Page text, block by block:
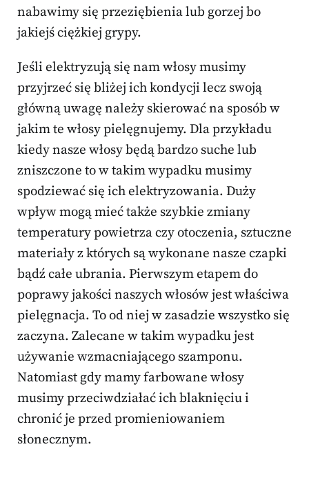
nabawimy się przeziębienia lub gorzej bo
jakiejś ciężkiej grypy.
Jeśli elektryzują się nam włosy musimy
przyjrzeć się bliżej ich kondycji lecz swoją
główną uwagę należy skierować na sposób w
jakim te włosy pielęgnujemy. Dla przykładu
kiedy nasze włosy będą bardzo suche lub
zniszczone to w takim wypadku musimy
spodziewać się ich elektryzowania. Duży
wpływ mogą mieć także szybkie zmiany
temperatury powietrza czy otoczenia, sztuczne
materiały z których są wykonane nasze czapki
bądź całe ubrania. Pierwszym etapem do
poprawy jakości naszych włosów jest właściwa
pielęgnacja. To od niej w zasadzie wszystko się
zaczyna. Zalecane w takim wypadku jest
używanie wzmacniającego szamponu.
Natomiast gdy mamy farbowane włosy
musimy przeciwdziałać ich blaknięciu i
chronić je przed promieniowaniem
słonecznym.